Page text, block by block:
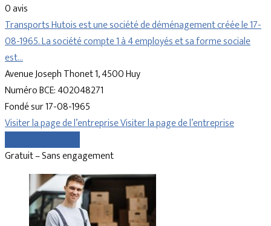
0 avis
Transports Hutois est une société de déménagement créée le 17-
08-1965. La société compte 1 à 4 employés et sa forme sociale
est…
Avenue Joseph Thonet 1, 4500 Huy
Numéro BCE: 402048271
Fondé sur 17-08-1965
Visiter la page de l’entrepriseVisiter la page de l’entreprise
Gratuit – Sans engagement